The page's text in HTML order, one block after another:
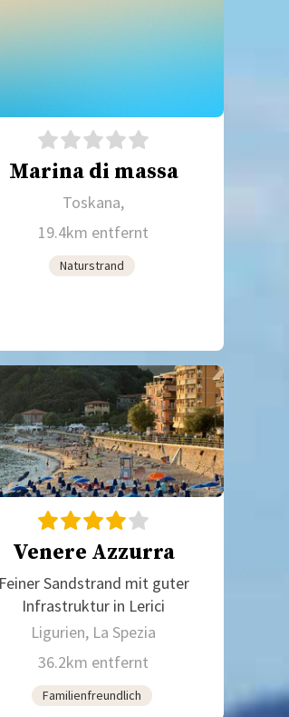
Marina di massa
Toskana,
19.4km entfernt
Naturstrand
Venere Azzurra
Feiner Sandstrand mit guter
Infrastruktur in Lerici
Ligurien, La Spezia
36.2km entfernt
Familienfreundlich